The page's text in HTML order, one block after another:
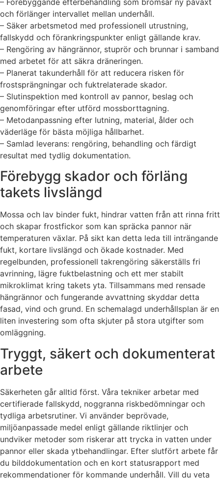
och förlänger intervallet mellan underhåll.
– Säker arbetsmetod med professionell utrustning,
fallskydd och förankringspunkter enligt gällande krav.
– Rengöring av hängrännor, stuprör och brunnar i samband
med arbetet för att säkra dräneringen.
– Planerat takunderhåll för att reducera risken för
frostsprängningar och fuktrelaterade skador.
– Slutinspektion med kontroll av pannor, beslag och
genomföringar efter utförd mossborttagning.
– Metodanpassning efter lutning, material, ålder och
väderläge för bästa möjliga hållbarhet.
– Samlad leverans: rengöring, behandling och färdigt
resultat med tydlig dokumentation.
Förebygg skador och förläng
takets livslängd
Mossa och lav binder fukt, hindrar vatten från att rinna fritt
och skapar frostfickor som kan spräcka pannor när
temperaturen växlar. På sikt kan detta leda till inträngande
fukt, kortare livslängd och ökade kostnader. Med
regelbunden, professionell takrengöring säkerställs fri
avrinning, lägre fuktbelastning och ett mer stabilt
mikroklimat kring takets yta. Tillsammans med rensade
hängrännor och fungerande avvattning skyddar detta
fasad, vind och grund. En schemalagd underhållsplan är en
liten investering som ofta skjuter på stora utgifter som
omläggning.
Tryggt, säkert och dokumenterat
arbete
Säkerheten går alltid först. Våra tekniker arbetar med
certifierade fallskydd, noggranna riskbedömningar och
tydliga arbetsrutiner. Vi använder beprövade,
miljöanpassade medel enligt gällande riktlinjer och
undviker metoder som riskerar att trycka in vatten under
pannor eller skada ytbehandlingar. Efter slutfört arbete får
du bilddokumentation och en kort statusrapport med
rekommendationer för kommande underhåll. Vill du veta